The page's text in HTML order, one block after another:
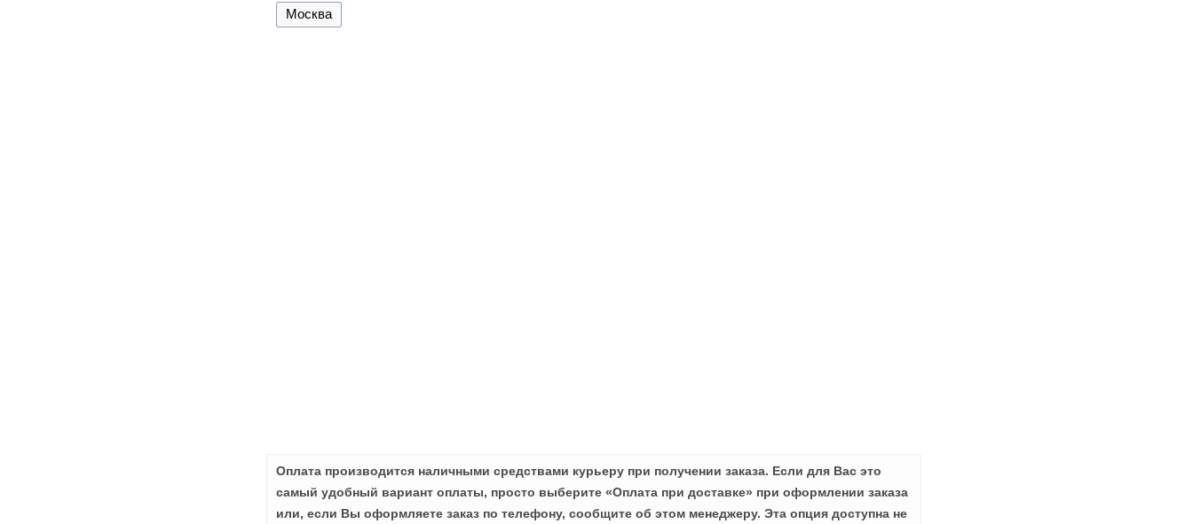
Москва
Оплата производится наличными средствами курьеру при получении заказа. Если для Вас это
самый удобный вариант оплаты, просто выберите «Оплата при доставке» при оформлении заказа
или, если Вы оформляете заказ по телефону, сообщите об этом менеджеру. Эта опция доступна не